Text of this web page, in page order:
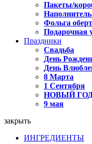
Пакеты/
Фольга
Подарочная
Праздники
Свадьба
День
День
8 Марта
1 Сентября
НОВЫЙ
9 мая
закрыть
ИНГРЕДИЕНТЫ